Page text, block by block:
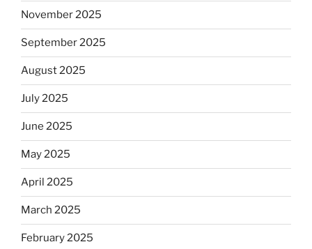
November 2025
September 2025
August 2025
July 2025
June 2025
May 2025
April 2025
March 2025
February 2025